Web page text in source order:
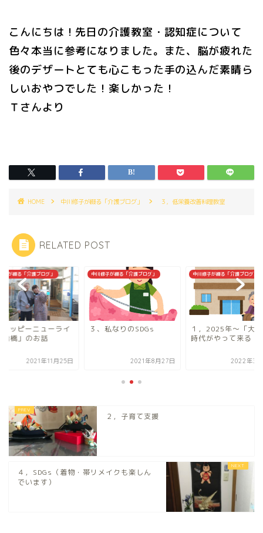
こんにちは！先日の介護教室・認知症について
色々本当に参考になりました。また、脳が疲れた
後のデザートとても心こもった手の込んだ素晴ら
しいおやつでした！楽しかった！
Ｔさんより
HOME 中川修子が綴る「介護ブログ」 ３，低栄養改善料理教室
RELATED POST
子が綴る「介護ブログ」
ッピーニューライ
船橋」のお話
2021年11月25日
中川修子が綴る「介護ブログ」
３、私なりのSDGs
2021年8月27日
中川修子が綴る「介護ブログ」
１，2025年～「大
時代がやって来る！
2022年3
２，子育て支援
４，SDGs（着物・帯リメイクも楽しん
でいます）